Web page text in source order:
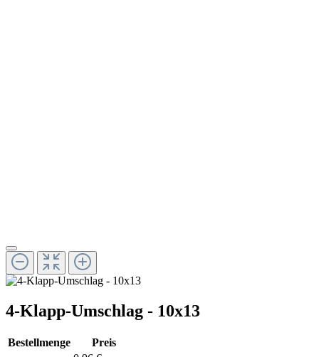
4-Klapp-Umschlag - 10x13
Bestellmenge
Preis